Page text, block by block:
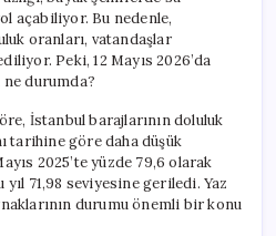
Durum
Ne?
için
açabiliyor. Bu nedenle,
oranları, vatandaşlar
Peki, 12 Mayıs 2026’da
durumda?
İstanbul barajlarının doluluk
tarihine göre daha düşük
2025’te yüzde 79,6 olarak
71,98 seviyesine geriledi. Yaz
durumu önemli bir konu